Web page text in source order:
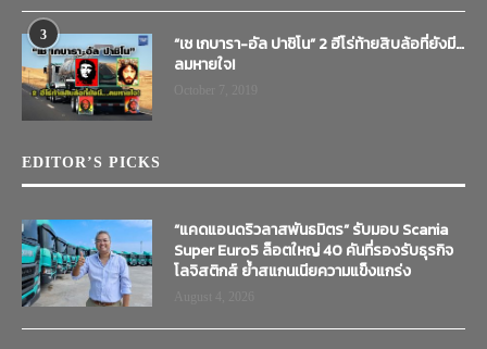
3
“เช เกบารา-อัล ปาชิโน” 2 ฮีโร่ท้ายสิบล้อที่ยังมี…
ลมหายใจ!
EDITOR’S PICKS
“แคดแอนดริวลาสพันธมิตร” รับมอบ Scania
Super Euro5 ล็อตใหญ่ 40 คันที่รองรับธุรกิจ
โลจิสติกส์ ย้ำสแกนเนียความแข็งแกร่ง